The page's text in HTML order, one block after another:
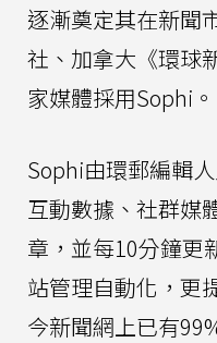
逐漸奠定其在新聞
社、加拿大《環球
家媒體採用Sophi。
Sophi由環郵編輯
互動數據、社群媒
章，並每10分鐘更
站管理自動化，更
今新聞網上已有